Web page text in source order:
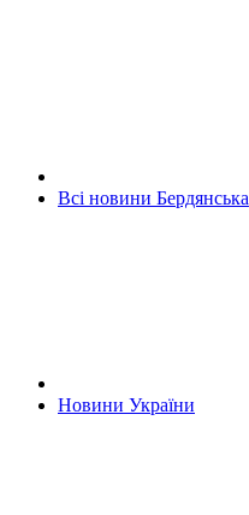
Всі новини Бердянська
Новини України